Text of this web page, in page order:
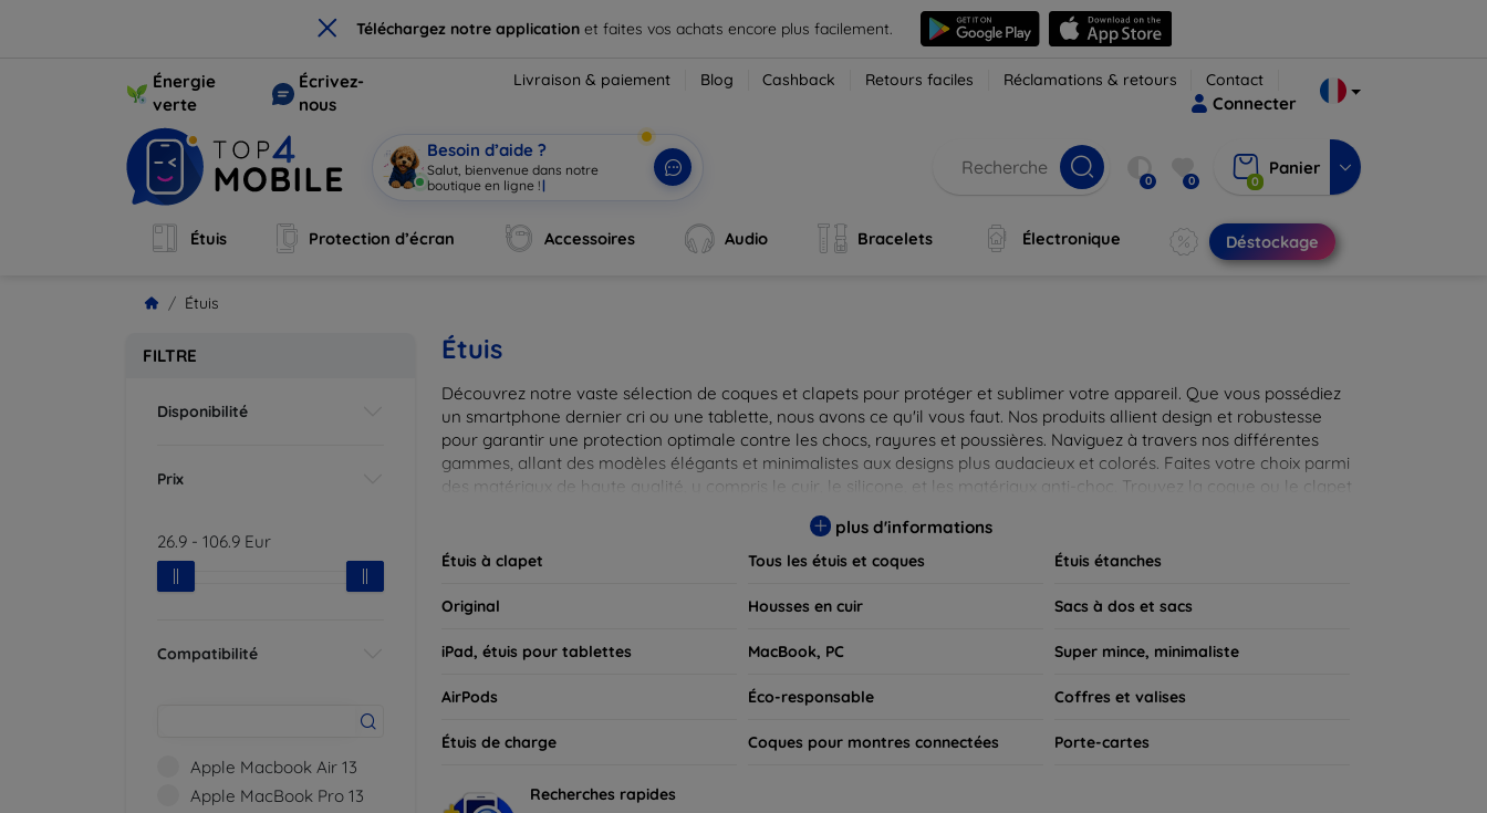
× Téléchargez notre application et faites vos achats encore plus facilement.
Énergie
verte
Écrivez-
nous
Livraison & paiement Blog Cashback Retours faciles Réclamations & retours Contact
Connecter
Besoin d’aide ?
Salut, bienvenue dans notre
boutique en ligne !| 0 0 0
Panier
Étuis Protection d’écran Accessoires Audio Bracelets Électronique Déstockage
Étuis
FILTRE
Disponibilité
Prix
26.9 - 106.9 Eur
Compatibilité
Apple Macbook Air 13
Apple MacBook Pro 13
Étuis
Découvrez notre vaste sélection de coques et clapets pour protéger et sublimer votre appareil. Que vous possédiez
un smartphone dernier cri ou une tablette, nous avons ce qu'il vous faut. Nos produits allient design et robustesse
pour garantir une protection optimale contre les chocs, rayures et poussières. Naviguez à travers nos différentes
gammes, allant des modèles élégants et minimalistes aux designs plus audacieux et colorés. Faites votre choix parmi
des matériaux de haute qualité, y compris le cuir, le silicone, et les matériaux anti-choc. Trouvez la coque ou le clapet
plus d'informations
Étuis à clapet Tous les étuis et coques Étuis étanches
Original Housses en cuir Sacs à dos et sacs
iPad, étuis pour tablettes MacBook, PC Super mince, minimaliste
AirPods Éco-responsable Coffres et valises
Étuis de charge Coques pour montres connectées Porte-cartes
Recherches rapides